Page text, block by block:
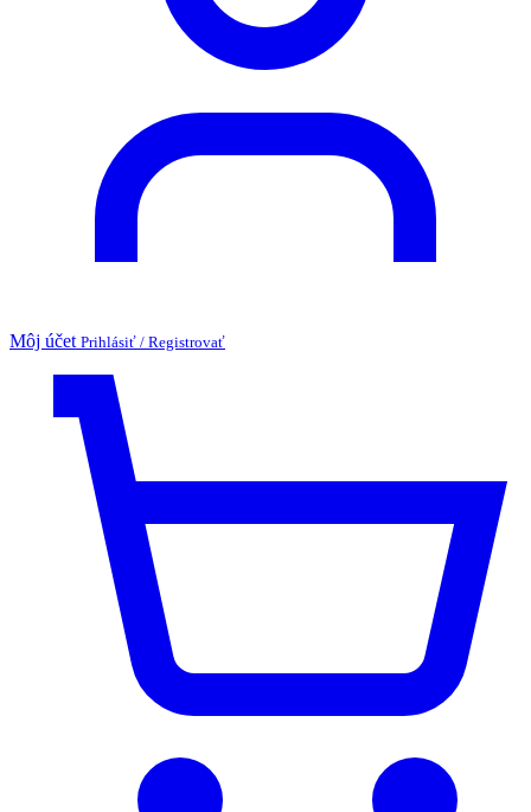
Môj účet Prihlásiť / Registrovať